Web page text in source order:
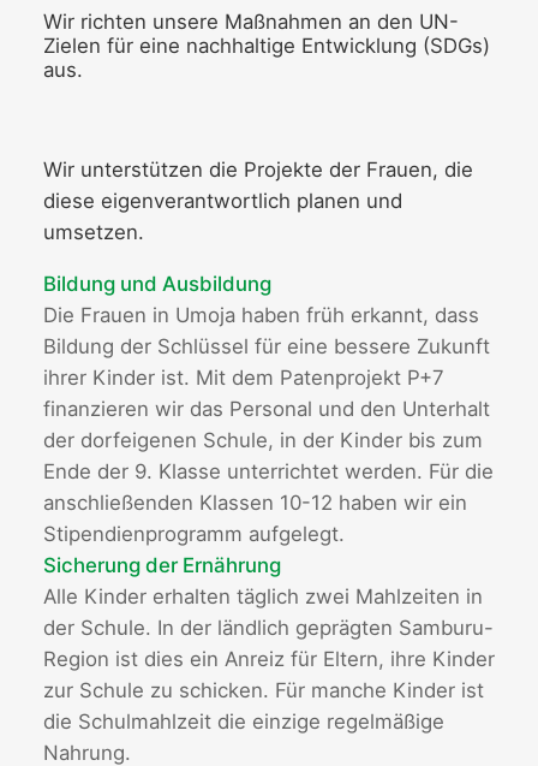
Wir richten unsere Maßnahmen an den UN-
Zielen für eine nachhaltige Entwicklung (SDGs)
aus.
Wir unterstützen die Projekte der Frauen, die
diese eigenverantwortlich planen und
umsetzen.
Bildung und Ausbildung
Die Frauen in Umoja haben früh erkannt, dass
Bildung der Schlüssel für eine bessere Zukunft
ihrer Kinder ist. Mit dem Patenprojekt P+7
finanzieren wir das Personal und den Unterhalt
der dorfeigenen Schule, in der Kinder bis zum
Ende der 9. Klasse unterrichtet werden. Für die
anschließenden Klassen 10-12 haben wir ein
Stipendienprogramm aufgelegt.
Sicherung der Ernährung
Alle Kinder erhalten täglich zwei Mahlzeiten in
der Schule. In der ländlich geprägten Samburu-
Region ist dies ein Anreiz für Eltern, ihre Kinder
zur Schule zu schicken. Für manche Kinder ist
die Schulmahlzeit die einzige regelmäßige
Nahrung.